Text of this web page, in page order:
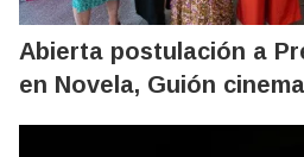
Abierta postulación a
en Novela, Guión